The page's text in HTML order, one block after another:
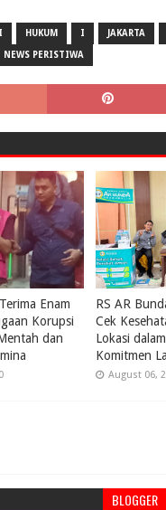
HUKUM I JAKARTA
NEWS PERISTIWA
Enam
Korupsi
dan
0
RS AR
Cek
Lokasi
Komitmen
August 06,
BLOGGER